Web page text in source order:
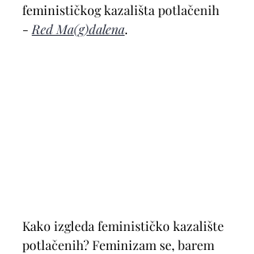
feminističkog kazališta potlačenih
- Red Ma(g)dalena.
Kako izgleda feminističko kazalište
potlačenih? Feminizam se, barem